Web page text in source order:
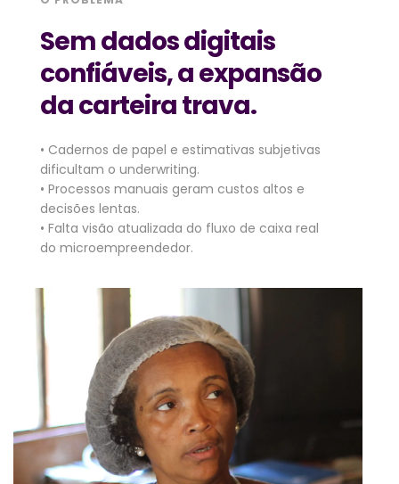
Sem dados digitais
confiáveis, a expansão
da carteira trava.
• Cadernos de papel e estimativas subjetivas
dificultam o underwriting.
• Processos manuais geram custos altos e
decisões lentas.
• Falta visão atualizada do fluxo de caixa real
do microempreendedor.